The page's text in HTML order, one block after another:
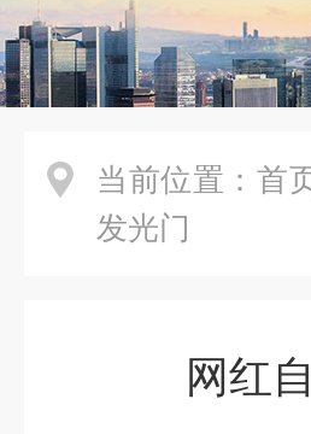
当前位置： 首
发光门
网红